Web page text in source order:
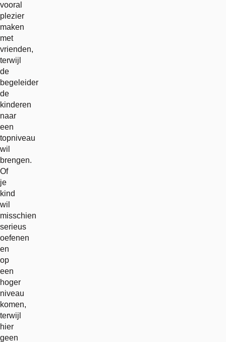
vooral
plezier
maken
met
vrienden,
terwijl
de
begeleider
de
kinderen
naar
een
topniveau
wil
brengen.
Of
je
kind
wil
misschien
serieus
oefenen
en
op
een
hoger
niveau
komen,
terwijl
hier
geen